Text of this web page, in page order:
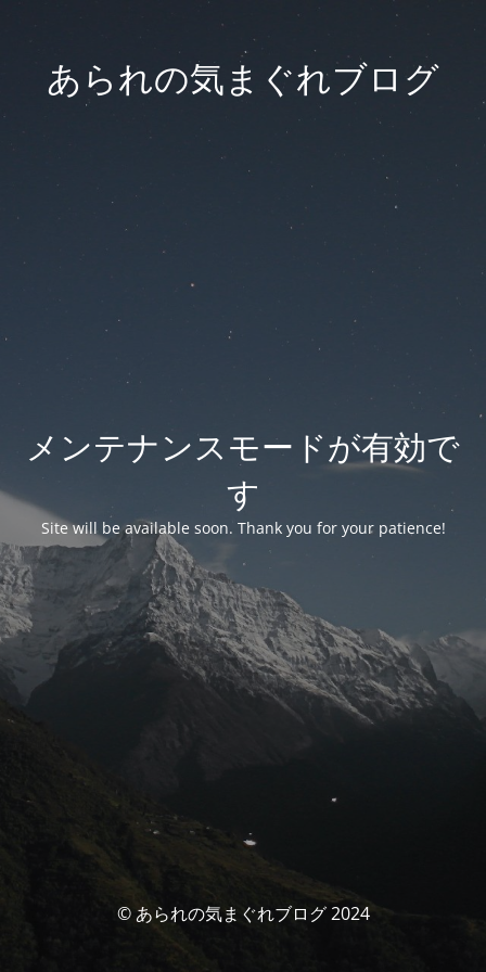
あられの気まぐれブログ
メンテナンスモードが有効で
す
Site will be available soon. Thank you for your patience!
© あられの気まぐれブログ 2024